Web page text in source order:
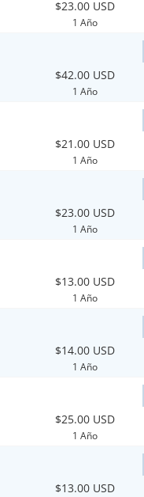
$23.00 USD
1 Año
$42.00 USD
1 Año
$21.00 USD
1 Año
$23.00 USD
1 Año
$13.00 USD
1 Año
$14.00 USD
1 Año
$25.00 USD
1 Año
$13.00 USD